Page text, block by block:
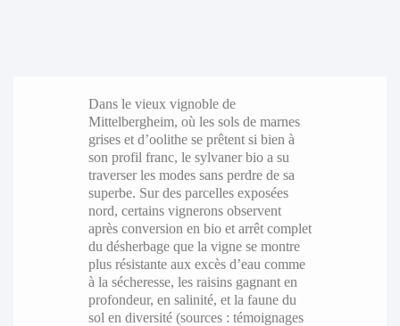
Dans le vieux vignoble de
Mittelbergheim, où les sols de marnes
grises et d’oolithe se prêtent si bien à
son profil franc, le sylvaner bio a su
traverser les modes sans perdre de sa
superbe. Sur des parcelles exposées
nord, certains vignerons observent
après conversion en bio et arrêt complet
du désherbage que la vigne se montre
plus résistante aux excès d’eau comme
à la sécheresse, les raisins gagnant en
profondeur, en salinité, et la faune du
sol en diversité (sources : témoignages